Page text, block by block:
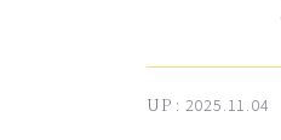
UP : 2025.11.04